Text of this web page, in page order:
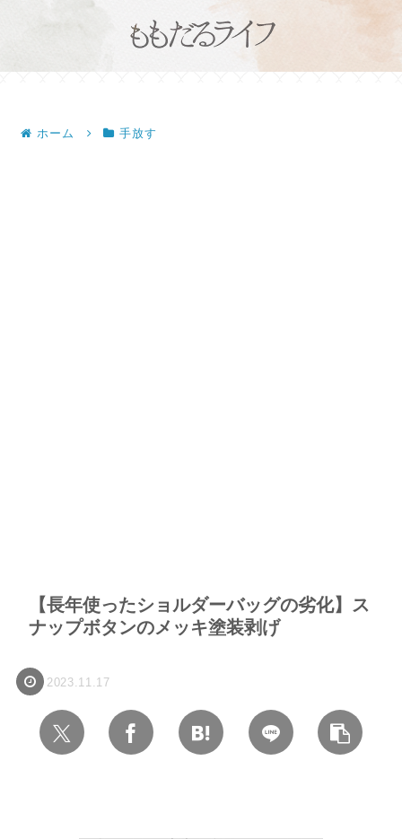
ホーム 手放す
【長年使ったショルダーバッグの劣化】ス
ナップボタンのメッキ塗装剥げ
2023.11.17